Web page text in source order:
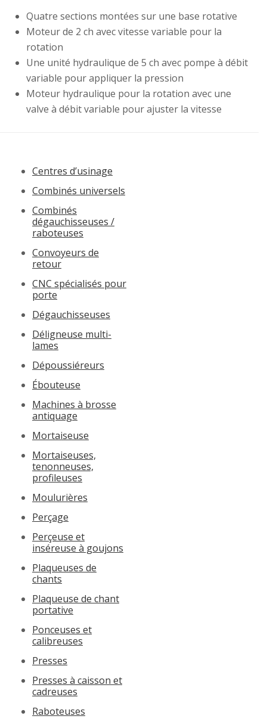
Quatre sections montées sur une base rotative
Moteur de 2 ch avec vitesse variable pour la
rotation
Une unité hydraulique de 5 ch avec pompe à débit
variable pour appliquer la pression
Moteur hydraulique pour la rotation avec une
valve à débit variable pour ajuster la vitesse
Centres d’usinage
Combinés universels
Combinés
dégauchisseuses /
raboteuses
Convoyeurs de
retour
CNC spécialisés pour
porte
Dégauchisseuses
Déligneuse multi-
lames
Dépoussiéreurs
Ébouteuse
Machines à brosse
antiquage
Mortaiseuse
Mortaiseuses,
tenonneuses,
profileuses
Moulurières
Perçage
Perçeuse et
inséreuse à goujons
Plaqueuses de
chants
Plaqueuse de chant
portative
Ponceuses et
calibreuses
Presses
Presses à caisson et
cadreuses
Raboteuses